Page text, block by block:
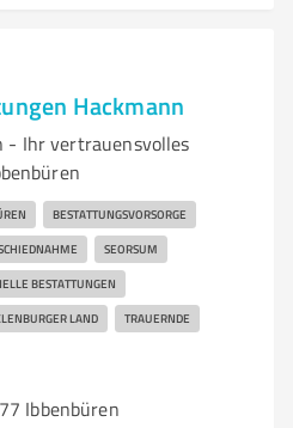
Hackmann
- Ihr vertrauensvolles
BESTATTUNGSVORSORGE
SEORSUM
BESTATTUNGEN
LAND TRAUERNDE
Ibbenbüren